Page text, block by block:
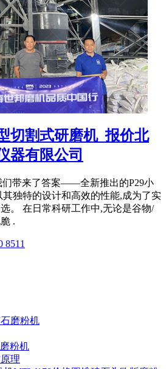
切割式研磨机_报价北
器有限公司
们带来了答案——全新推出的P29小
独特的设计和高效的性能,成为了实
。 在日常科研工作中,无论是谷物/
.
8511
磨粉机
粉机
理